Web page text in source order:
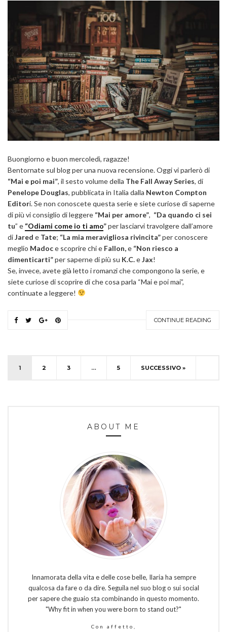
Buongiorno e buon mercoledì, ragazze!
Bentornate sul blog per una nuova recensione. Oggi vi parlerò di
“Mai e poi mai”, il sesto volume della The Fall Away Series, di
Penelope Douglas, pubblicata in Italia dalla Newton Compton
Editori. Se non conoscete questa serie e siete curiose di saperne
di più vi consiglio di leggere “Mai per amore”, “Da quando ci sei
tu” e “Odiami come io ti amo”per lasciarvi travolgere dall’amore
diJared e Tate; “La mia meravigliosa rivincita”per conoscere
meglio Madoce scoprire chi e Fallon,e “Non riesco a
dimenticarti”per saperne di più su K.C.eJax!
Se, invece, avete già letto i romanzi che compongono la serie, e
siete curiose di scoprire di che cosa parla “Mai e poi mai”,
continuate a leggere!
CONTINUE READING
1 2 3 … 5 SUCCESSIVO »
ABOUT ME
Innamorata della vita e delle cose belle, Ilaria ha sempre
qualcosa da fare o da dire. Seguila nel suo blog o sui social
per sapere che guaio sta combinando in questo momento.
"Why fit in when you were born to stand out?"
Con affetto,